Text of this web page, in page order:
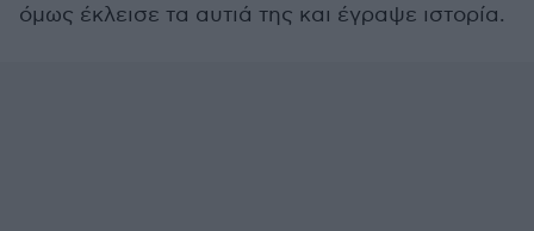
όμως έκλεισε τα αυτιά της και έγραψε ιστορία.